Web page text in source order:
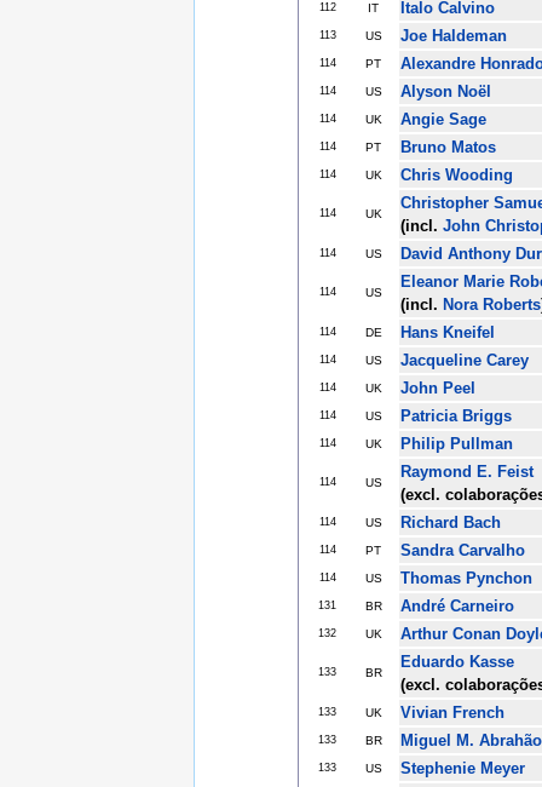
112 IT Italo Calvino
113 US Joe Haldeman
114 PT Alexandre
114 US Alyson Noël
114 UK Angie Sage
114 PT Bruno Matos
114 UK Chris Wooding
114 UK
Christopher
(incl. John
114 US David Anthony
114 US
Eleanor Marie
(incl. Nora Roberts
114 DE Hans Kneifel
114 US Jacqueline Carey
114 UK John Peel
114 US Patricia Briggs
114 UK Philip Pullman
114 US
Raymond E. Feist
(excl.
114 US Richard Bach
114 PT Sandra Carvalho
114 US Thomas Pynchon
131 BR André Carneiro
132 UK Arthur Conan
133 BR
Eduardo Kasse
(excl.
133 UK Vivian French
133 BR Miguel M. Abrahão
133 US Stephenie Meyer